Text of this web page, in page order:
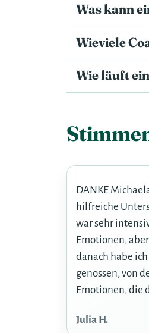
Was kann
Wieviele
Wie läuft
DANKE
hilfreiche
war sehr
Emotionen,
danach habe
genossen, von
Emotionen, die
sehr gute Basis
Julia H.